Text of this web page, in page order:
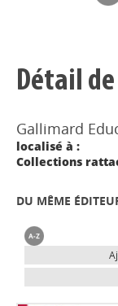
Détail
Gallimard
localisé à :
Collections
DU MÊME